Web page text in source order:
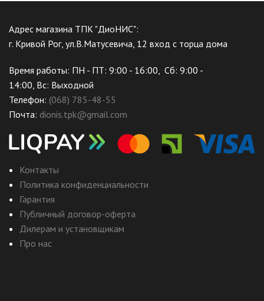
Адрес магазина ТПК "ДиоНИС":
г. Кривой Рог, ул.В.Матусевича, 12 вход с торца дома
Время работы: ПН - ПТ: 9:00 - 16:00, Сб: 9:00 -
14:00, Вс: Выходной
Телефон: (068) 785-48-55
Почта: dionis.tpk@gmail.com
Контакты
Политика конфиденциальности
Гарантия
Публичный договор-оферта
Дилерам и установщикам
Про нас